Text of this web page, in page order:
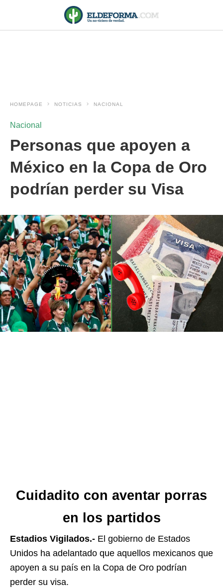
HOMEPAGE NOTICIAS NACIONAL
Nacional
Personas que apoyen a
México en la Copa de Oro
podrían perder su Visa
Cuidadito con aventar porras
en los partidos
Estadios Vigilados.- El gobierno de Estados
Unidos ha adelantado que aquellos mexicanos que
apoyen a su país en la Copa de Oro podrían
perder su visa.